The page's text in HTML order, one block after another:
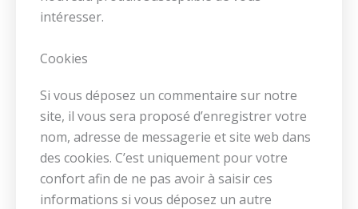
intéresser.
Cookies
Si vous déposez un commentaire sur notre
site, il vous sera proposé d’enregistrer votre
nom, adresse de messagerie et site web dans
des cookies. C’est uniquement pour votre
confort afin de ne pas avoir à saisir ces
informations si vous déposez un autre